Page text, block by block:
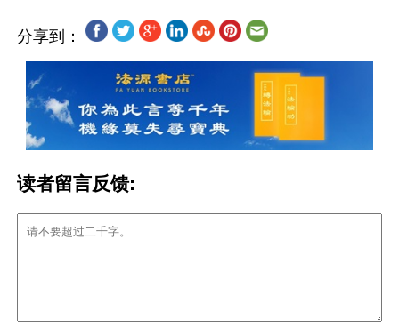
分享到：
读者留言反馈: